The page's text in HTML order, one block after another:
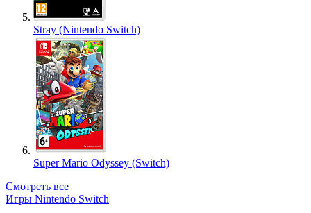
Stray (Nintendo Switch)
Super Mario Odyssey (Switch)
Смотреть все
Игры Nintendo Switch